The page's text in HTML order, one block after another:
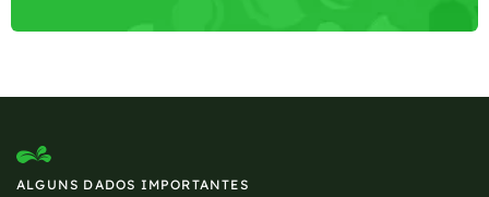
ALGUNS DADOS IMPORTANTES